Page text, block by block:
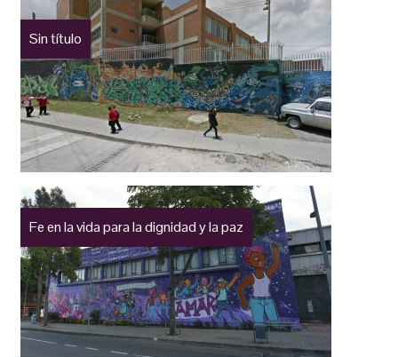
Sin título
Fe en la vida para la dignidad y la paz